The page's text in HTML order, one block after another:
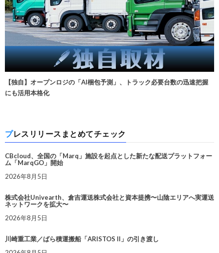
【独自】オープンロジの「AI梱包予測」、トラック必要台数の迅速把握
にも活用本格化
プレスリリースまとめてチェック
CBcloud、全国の「Marq」施設を起点とした新たな配送プラットフォー
ム「MarqGO」開始
2026年8月5日
株式会社Univearth、倉吉運送株式会社と資本提携〜山陰エリアへ実運送
ネットワークを拡大〜
2026年8月5日
川崎重工業／ばら積運搬船「ARISTOS II」の引き渡し